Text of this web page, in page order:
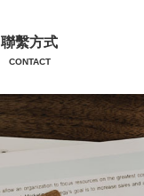
聯繫方式
CONTACT